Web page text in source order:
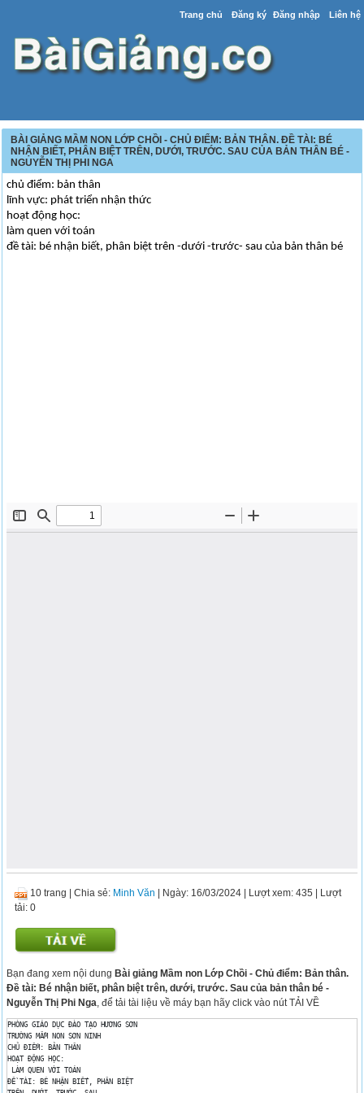
Trang chủ Đăng ký Đăng nhập Liên hệ
BÀI GIẢNG MẦM NON LỚP CHỒI - CHỦ ĐIỂM: BẢN THÂN. ĐỀ TÀI: BÉ
NHẬN BIẾT, PHÂN BIỆT TRÊN, DƯỚI, TRƯỚC. SAU CỦA BẢN THÂN BÉ -
NGUYỄN THỊ PHI NGA
chủ điểm: bản thân
lĩnh vực: phát triển nhận thức
hoạt động học:
làm quen với toán
đề tài: bé nhận biết, phân biệt trên -dưới -trước- sau của bản thân bé
10 trang |Chia sẻ: Minh Văn | Ngày: 16/03/2024 | Lượt xem: 435 | Lượt
tải: 0
Bạn đang xem nội dungBài giảng Mầm non Lớp Chồi - Chủ điểm: Bản thân.
Đề tài: Bé nhận biết, phân biệt trên, dưới, trước. Sau của bản thân bé -
Nguyễn Thị Phi Nga , để tải tài liệu về máy bạn hãy click vào nút TẢI VỀ
PHÒNG GIÁO DỤC ĐÀO TẠO HƯƠNG SƠN
TRƯỜNG MẦM NON SƠN NINH
CHỦ ĐIỂM: BẢN THÂN
HOẠT ĐỘNG HỌC:
LÀM QUEN VỚI TOÁN
ĐỀ TÀI: BÉ NHẬN BIẾT, PHÂN BIỆT